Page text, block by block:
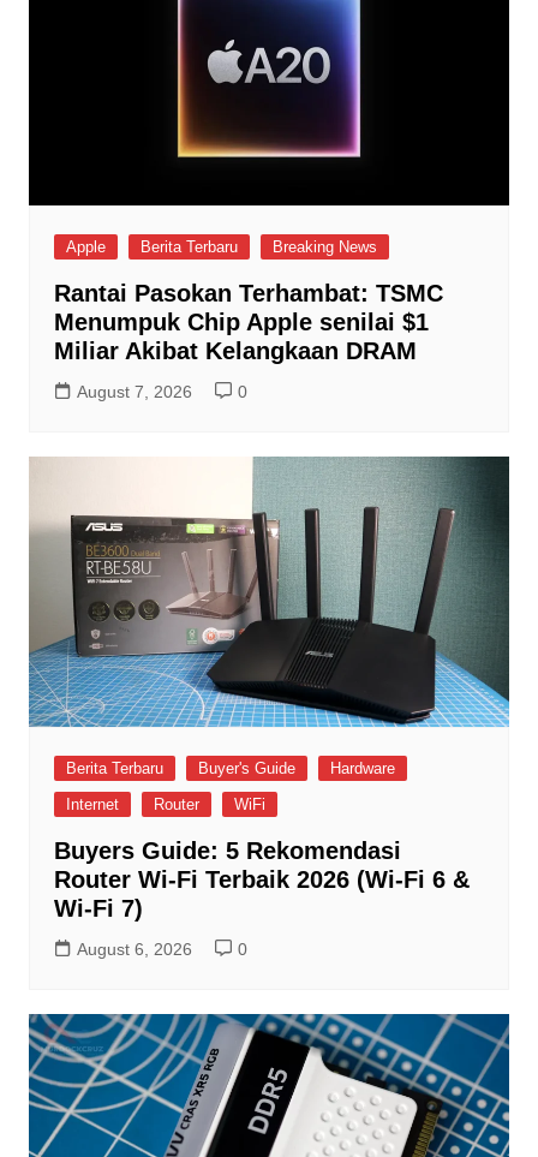
Apple Berita Terbaru Breaking News
Rantai Pasokan Terhambat: TSMC
Menumpuk Chip Apple senilai $1
Miliar Akibat Kelangkaan DRAM
August 7, 2026 0
Berita Terbaru Buyer's Guide
Hardware
Internet
Router WiFi
Buyers Guide: 5 Rekomendasi
Router Wi-Fi Terbaik 2026 (Wi-Fi 6 &
Wi-Fi 7)
August 6, 2026 0